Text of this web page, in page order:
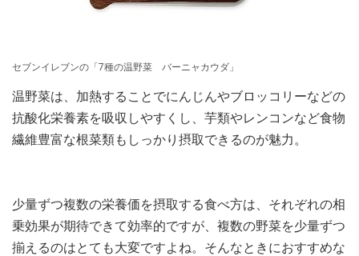
セブンイレブンの「7種の温野菜 バーニャカウダ」
温野菜は、加熱することでにんじんやブロッコリーなどの
抗酸化栄養素を吸収しやすくし、芋類やレンコンなど食物
繊維豊富な根菜類もしっかり摂取できるのが魅力。
少量ずつ複数の栄養価を摂取する食べ方は、それぞれの相
乗効果が期待できて効率的ですが、複数の野菜を少量ずつ
揃えるのはとても大変ですよね。そんなときにおすすめな